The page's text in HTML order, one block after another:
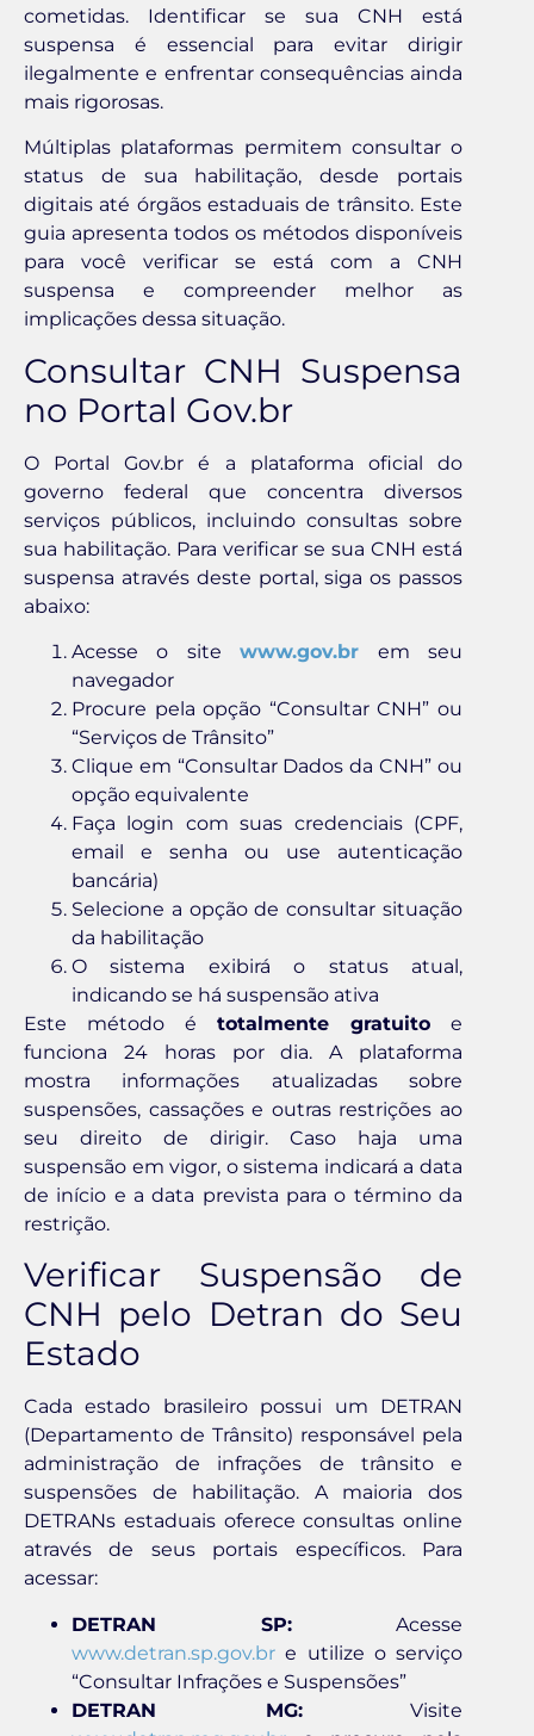
cometidas. Identificar se sua CNH está
suspensa é essencial para evitar dirigir
ilegalmente e enfrentar consequências ainda
mais rigorosas.
Múltiplas plataformas permitem consultar o
status de sua habilitação, desde portais
digitais até órgãos estaduais de trânsito. Este
guia apresenta todos os métodos disponíveis
para você verificar se está com a CNH
suspensa e compreender melhor as
implicações dessa situação.
Consultar CNH Suspensa
no Portal Gov.br
O Portal Gov.br é a plataforma oficial do
governo federal que concentra diversos
serviços públicos, incluindo consultas sobre
sua habilitação. Para verificar se sua CNH está
suspensa através deste portal, siga os passos
abaixo:
Acesse o sitewww.gov.br em seu
navegador
Procure pela opção “Consultar CNH” ou
“Serviços de Trânsito”
Clique em “Consultar Dados da CNH” ou
opção equivalente
Faça login com suas credenciais (CPF,
email e senha ou use autenticação
bancária)
Selecione a opção de consultar situação
da habilitação
O sistema exibirá o status atual,
indicando se há suspensão ativa
Este método é totalmente gratuito e
funciona 24 horas por dia. A plataforma
mostra informações atualizadas sobre
suspensões, cassações e outras restrições ao
seu direito de dirigir. Caso haja uma
suspensão em vigor, o sistema indicará a data
de início e a data prevista para o término da
restrição.
Verificar Suspensão de
CNH pelo Detran do Seu
Estado
Cada estado brasileiro possui um DETRAN
(Departamento de Trânsito) responsável pela
administração de infrações de trânsito e
suspensões de habilitação. A maioria dos
DETRANs estaduais oferece consultas online
através de seus portais específicos. Para
acessar:
DETRAN SP: Acesse
www.detran.sp.gov.br e utilize o serviço
“Consultar Infrações e Suspensões”
DETRAN MG:Visite